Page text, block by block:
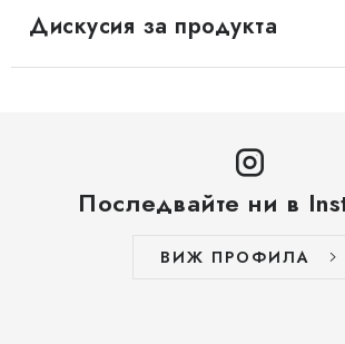
Дискусия за продукта
Последвайте ни в
ВИЖ ПРОФИЛА